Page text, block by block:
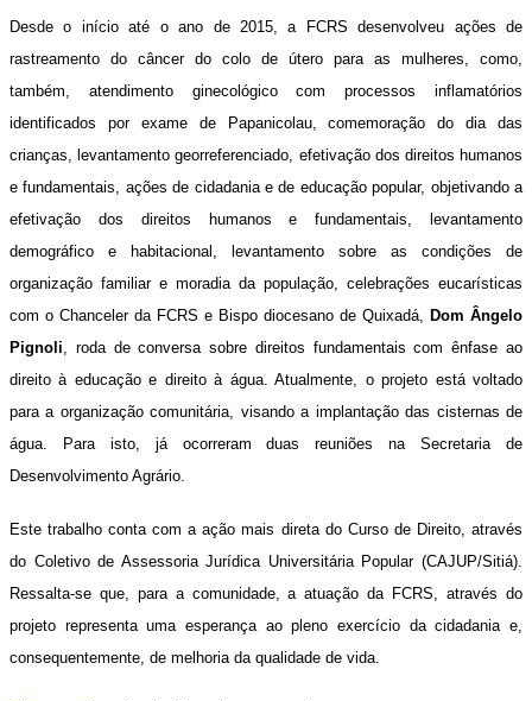
Desde o início até o ano de 2015, a FCRS desenvolveu ações de
rastreamento do câncer do colo de útero para as mulheres, como,
também, atendimento ginecológico com processos inflamatórios
identificados por exame de Papanicolau, comemoração do dia das
crianças, levantamento georreferenciado, efetivação dos direitos humanos
e fundamentais, ações de cidadania e de educação popular, objetivando a
efetivação dos direitos humanos e fundamentais, levantamento
demográfico e habitacional, levantamento sobre as condições de
organização familiar e moradia da população, celebrações eucarísticas
com o Chanceler da FCRS e Bispo diocesano de Quixadá, Dom Ângelo
Pignoli, roda de conversa sobre direitos fundamentais com ênfase ao
direito à educação e direito à água. Atualmente, o projeto está voltado
para a organização comunitária, visando a implantação das cisternas de
água. Para isto, já ocorreram duas reuniões na Secretaria de
Desenvolvimento Agrário.
Este trabalho conta com a ação mais direta do Curso de Direito, através
do Coletivo de Assessoria Jurídica Universitária Popular (CAJUP/Sitiá).
Ressalta-se que, para a comunidade, a atuação da FCRS, através do
projeto representa uma esperança ao pleno exercício da cidadania e,
consequentemente, de melhoria da qualidade de vida.